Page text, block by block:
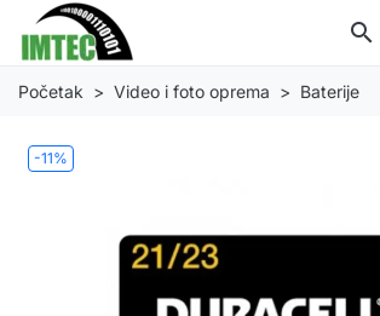
search
Početak Video i foto oprema Baterije
-11%